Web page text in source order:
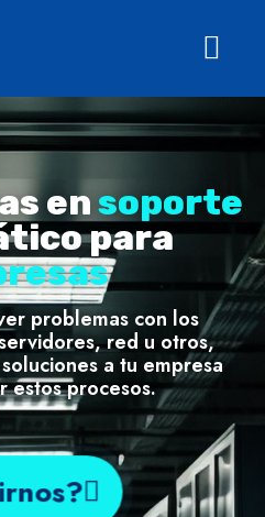
ensoporte
para
problemas con los
red u otros,
a tu empresa
estos procesos.